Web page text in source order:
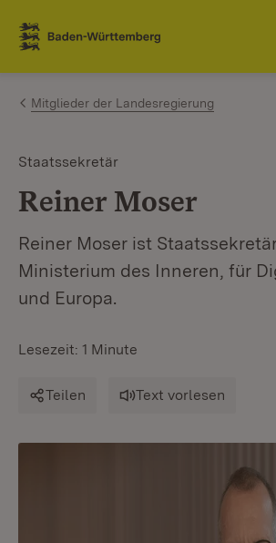
Zum Inhalt springen
Link zur Startseite
Mitglieder der Landesregierung
Staatssekretär
Reiner Moser
Reiner Moser ist
Ministerium des Inneren, für
und Europa.
Lesezeit: 1 Minute
Teilen Text vorlesen